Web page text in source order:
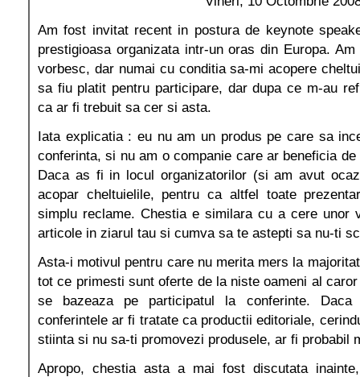
Am fost invitat recent in postura de keynote
prestigioasa organizata intr-un oras din Europa.
vorbesc, dar numai cu conditia sa-mi acopere
sa fiu platit pentru participare, dar dupa ce m-au
ca ar fi trebuit sa cer si asta.
Iata explicatia : eu nu am un produs pe care sa
conferinta, si nu am o companie care ar beneficia
Daca as fi in locul organizatorilor (si am avut
acopar cheltuielile, pentru ca altfel toate
simplu reclame. Chestia e similara cu a cere unor
articole in ziarul tau si cumva sa te astepti sa nu-ti
Asta-i motivul pentru care nu merita mers la
tot ce primesti sunt oferte de la niste oameni al
se bazeaza pe participatul la conferinte.
conferintele ar fi tratate ca productii editoriale,
stiinta si nu sa-ti promovezi produsele, ar fi probabil
Apropo, chestia asta a mai fost discutata